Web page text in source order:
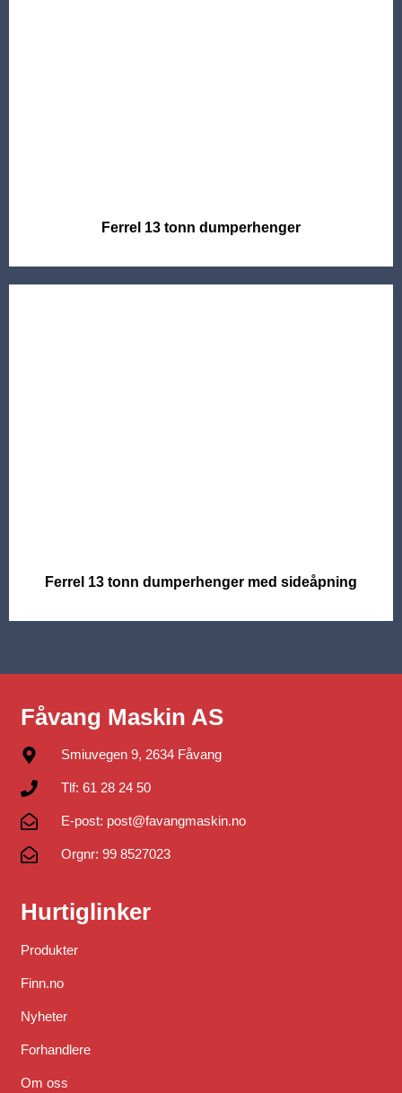
Ferrel 13 tonn dumperhenger
Ferrel 13 tonn dumperhenger med sideåpning
Fåvang Maskin AS
Smiuvegen 9, 2634 Fåvang
Tlf: 61 28 24 50
E-post: post@favangmaskin.no
Orgnr: 99 8527023
Hurtiglinker
Produkter
Finn.no
Nyheter
Forhandlere
Om oss